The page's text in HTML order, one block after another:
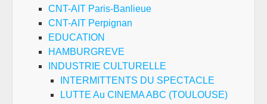
CNT-AIT Paris-Banlieue
CNT-AIT Perpignan
EDUCATION
HAMBURGREVE
INDUSTRIE CULTURELLE
INTERMITTENTS DU SPECTACLE
LUTTE Au CINEMA ABC (TOULOUSE)